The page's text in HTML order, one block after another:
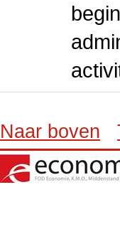
Naar boven